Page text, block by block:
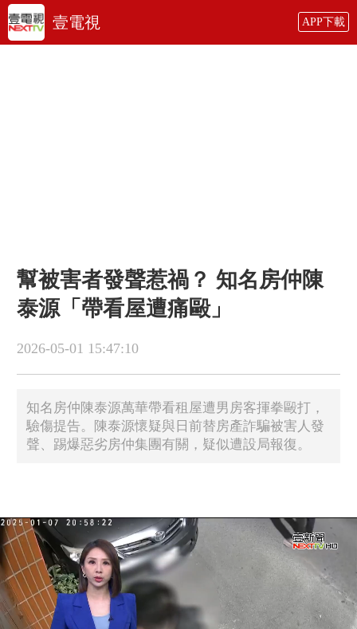
壹電視 APP下載
幫被害者發聲惹禍？ 知名房仲陳
泰源「帶看屋遭痛毆」
2026-05-01 15:47:10
知名房仲陳泰源萬華帶看租屋遭男房客揮拳毆打，
驗傷提告。陳泰源懷疑與日前替房產詐騙被害人發
聲、踢爆惡劣房仲集團有關，疑似遭設局報復。